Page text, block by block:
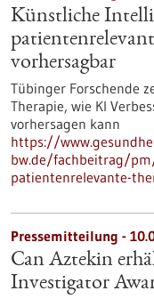
Künstliche
vorhersagbar
Tübinger Forschende
Therapie, wie KI
vorhersagen kann
https://
bw.de/fachbeitrag/
patientenrelevante-
Pressemitteilung -
Can Aztekin
Investigator